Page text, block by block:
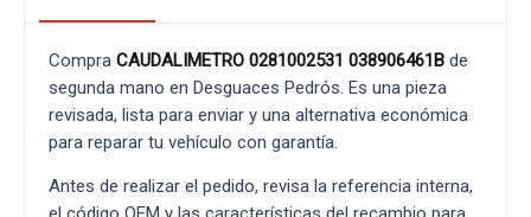
Compra CAUDALIMETRO 0281002531 038906461B de
segunda mano en Desguaces Pedrós. Es una pieza
revisada, lista para enviar y una alternativa económica
para reparar tu vehículo con garantía.
Antes de realizar el pedido, revisa la referencia interna,